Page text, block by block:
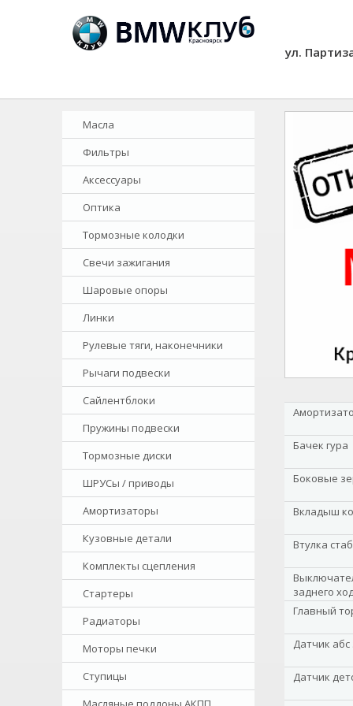
ул.
Масла
Фильтры
Аксессуары
Оптика
Тормозные колодки
Свечи зажигания
Шаровые опоры
Линки
Рулевые тяги, наконечники
Рычаги подвески
Сайлентблоки
Пружины подвески
Тормозные диски
ШРУСы / приводы
Амортизаторы
Кузовные детали
Комплекты сцепления
Стартеры
Радиаторы
Моторы печки
Ступицы
Бачек гура
Боковые
Вкладыш
Втулка
заднего
Главный
Датчик
Датчик